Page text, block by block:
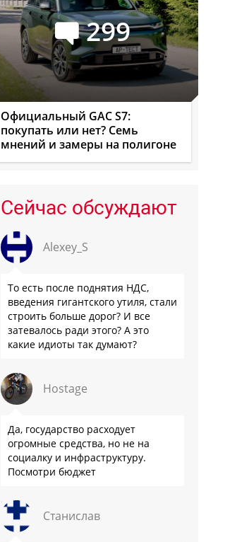
299
Официальный GAC S7:
покупать или нет? Семь
мнений и замеры на полигоне
Сейчас обсуждают
Alexey_S
То есть после поднятия НДС,
введения гигантского утиля, стали
строить больше дорог? И все
затевалось ради этого? А это
какие идиоты так думают?
Hostage
Да, государство расходует
огромные средства, но не на
социалку и инфраструктуру.
Посмотри бюджет
Станислав